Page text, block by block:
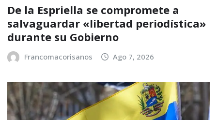
De la Espriella se compromete a
salvaguardar «libertad periodística»
durante su Gobierno
Francomacorisanos Ago 7, 2026